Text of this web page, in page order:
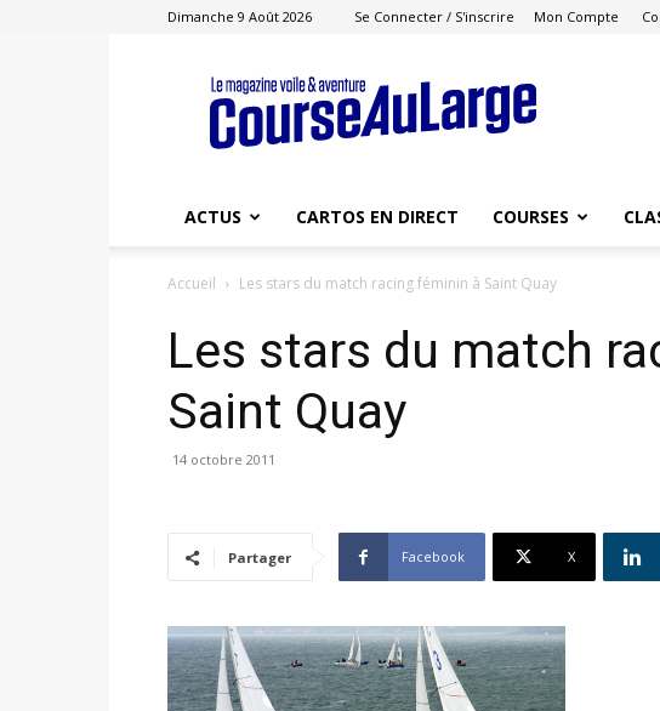
Dimanche 9 Août 2026 Se Connecter / S'inscrire Mon Compte
Course
au
Large
ACTUS CARTOS EN DIRECT COURSES
Accueil Les stars du match racing féminin à Saint Quay
Les stars du match
Saint Quay
14 octobre 2011
Partager Facebook X